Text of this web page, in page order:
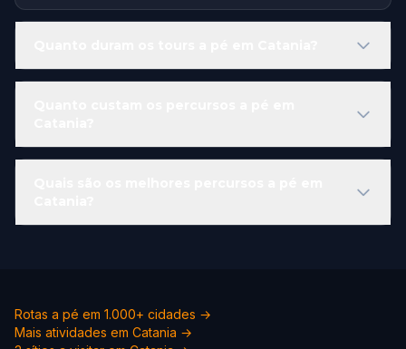
Rotas a pé em 1.000+ cidades →
Mais atividades em Catania →